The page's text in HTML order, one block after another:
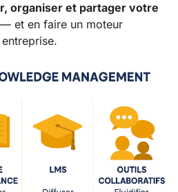
organiser et partager votre
— et en faire un moteur